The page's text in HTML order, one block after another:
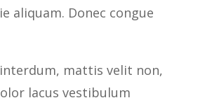
aliquam. Donec congue
mattis velit non,
lacus vestibulum